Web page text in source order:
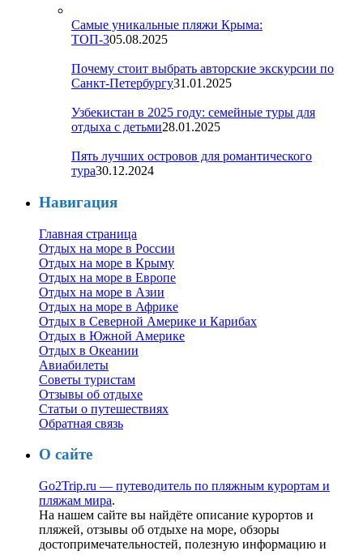
Самые уникальные пляжи Крыма:
ТОП-305.08.2025
Почему стоит выбрать авторские экскурсии по
Санкт-Петербургу31.01.2025
Узбекистан в 2025 году: семейные туры для
отдыха с детьми28.01.2025
Пять лучших островов для романтического
тура30.12.2024
Навигация
Главная страница
Отдых на море в России
Отдых на море в Крыму
Отдых на море в Европе
Отдых на море в Азии
Отдых на море в Африке
Отдых в Северной Америке и Карибах
Отдых в Южной Америке
Отдых в Океании
Авиабилеты
Советы туристам
Отзывы об отдыхе
Статьи о путешествиях
Обратная связь
О сайте
Go2Trip.ru — путеводитель по пляжным курортам и
пляжам мира.
На нашем сайте вы найдёте описание курортов и
пляжей, отзывы об отдыхе на море, обзоры
достопримечательностей, полезную информацию и